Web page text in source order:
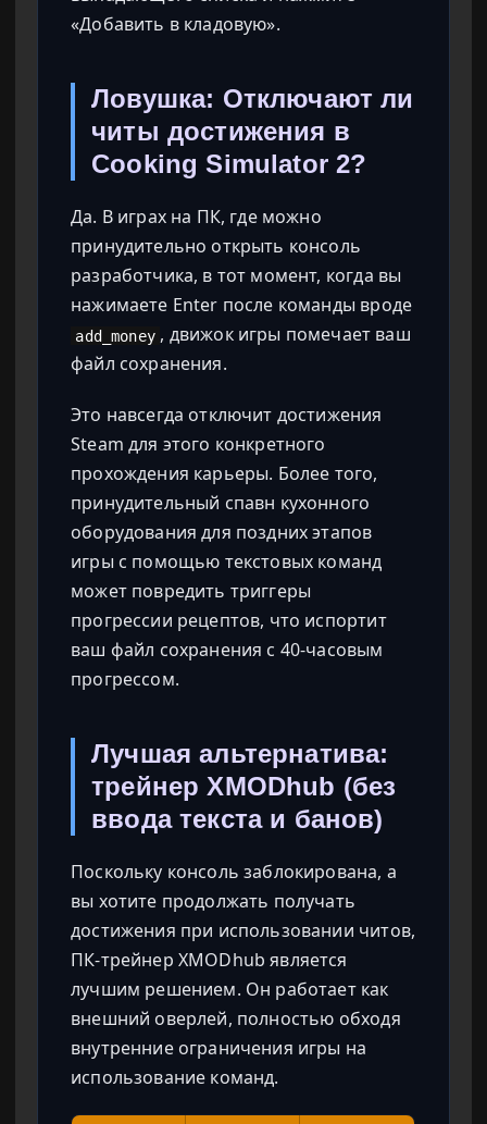
«Добавить в кладовую».
Ловушка: Отключают ли
читы достижения в
Cooking Simulator 2?
Да. В играх на ПК, где можно
принудительно открыть консоль
разработчика, в тот момент, когда вы
нажимаете Enter после команды вроде
add_money , движок игры помечает ваш
файл сохранения.
Это навсегда отключит достижения
Steam для этого конкретного
прохождения карьеры. Более того,
принудительный спавн кухонного
оборудования для поздних этапов
игры с помощью текстовых команд
может повредить триггеры
прогрессии рецептов, что испортит
ваш файл сохранения с 40-часовым
прогрессом.
Лучшая альтернатива:
трейнер XMODhub (без
ввода текста и банов)
Поскольку консоль заблокирована, а
вы хотите продолжать получать
достижения при использовании читов,
ПК-трейнер XMODhub является
лучшим решением. Он работает как
внешний оверлей, полностью обходя
внутренние ограничения игры на
использование команд.